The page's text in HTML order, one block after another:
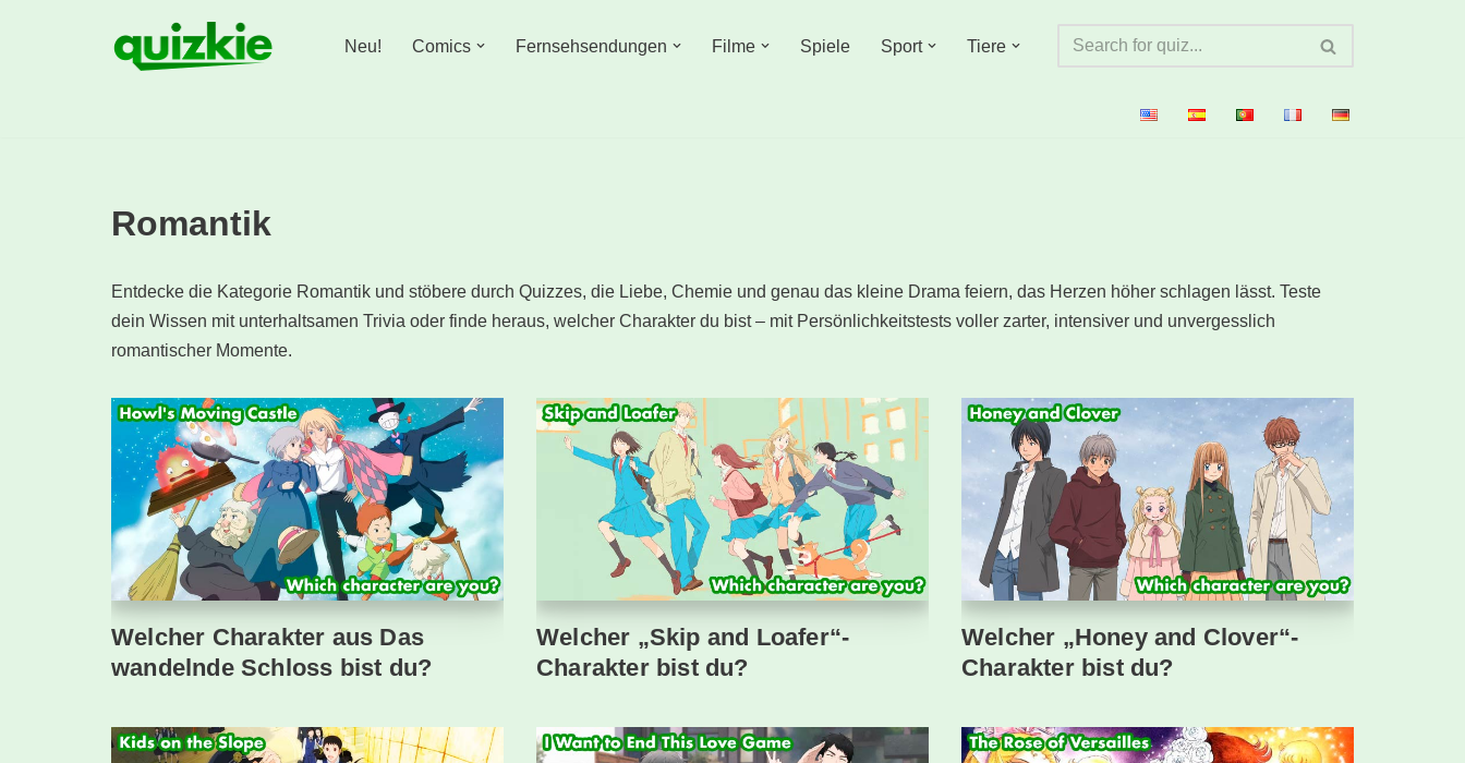
Neu! Comics Fernsehsendungen Filme Spiele Sport Tiere
Romantik
Entdecke die Kategorie Romantik und stöbere durch Quizzes, die Liebe, Chemie und genau das kleine Drama feiern, das Herzen höher schlagen lässt. Teste
dein Wissen mit unterhaltsamen Trivia oder finde heraus, welcher Charakter du bist – mit Persönlichkeitstests voller zarter, intensiver und unvergesslich
romantischer Momente.
Welcher Charakter aus Das
wandelnde Schloss bist du?
Welcher „Skip and Loafer“-
Charakter bist du?
Welcher „Honey and Clover“-
Charakter bist du?